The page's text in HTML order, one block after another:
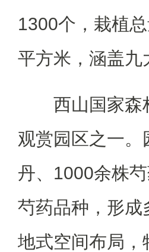
1300个，栽植
平方米，涵盖九
西山国家森林
观赏园区之一
丹、1000余株
芍药品种，形成
地式空间布局，